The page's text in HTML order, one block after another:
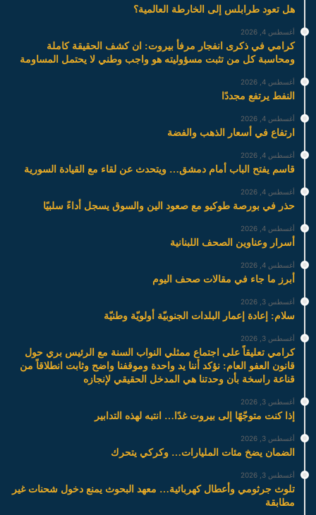
هل تعود طرابلس إلى الخارطة العالمية؟
أغسطس 4, 2026
كرامي في ذكرى انفجار مرفأ بيروت: ان كشف الحقيقة كاملة
ومحاسبة كل من تثبت مسؤوليته هو واجب وطني لا يحتمل المساومة
أغسطس 4, 2026
النفط يرتفع مجددًا
أغسطس 4, 2026
ارتفاع في أسعار الذهب والفضة
أغسطس 4, 2026
قاسم يفتح الباب أمام دمشق… ويتحدث عن لقاء مع القيادة السورية
أغسطس 4, 2026
حذر في بورصة طوكيو مع صعود الين والسوق يسجل أداءً سلبيًا
أغسطس 4, 2026
أسرار وعناوين الصحف اللبنانية
أغسطس 4, 2026
أبرز ما جاء في مقالات صحف اليوم
أغسطس 3, 2026
سلام: إعادة إعمار البلدات الجنوبيّة أولويّة وطنيّة
أغسطس 3, 2026
كرامي تعليقاً على اجتماع ممثلي النواب السنة مع الرئيس بري حول
قانون العفو العام: نؤكد أننا يد واحدة وموقفنا واضح وثابت انطلاقاً من
قناعة راسخة بأن وحدتنا هي المدخل الحقيقي لإنجازه
أغسطس 3, 2026
إذا كنت متوجّهًا إلى بيروت غدًا… انتبه لهذه التدابير
أغسطس 3, 2026
الضمان يضخ مئات المليارات… وكركي يتحرك
أغسطس 3, 2026
تلوث جرثومي وأعطال كهربائية… معهد البحوث يمنع دخول شحنات غير
مطابقة